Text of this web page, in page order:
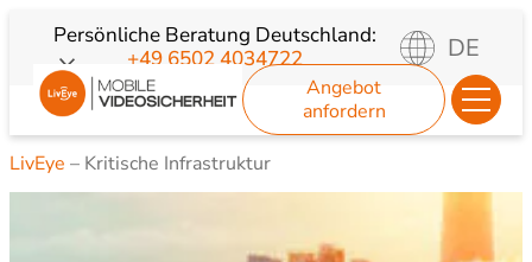
Inhalt
springen
Persönliche Beratung Deutschland:
+49 6502 4034722
DE
Angebot
anfordern
LivEye – Kritische Infrastruktur